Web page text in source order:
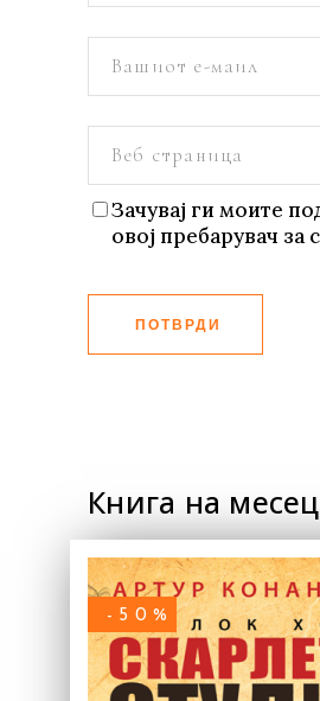
Зачувај ги моите
овој пребарувач за
ПОТВРДИ
Книга на
-50%